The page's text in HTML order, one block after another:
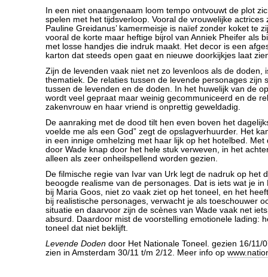
In een niet onaangenaam loom tempo ontvouwt de plot
spelen met het tijdsverloop. Vooral de vrouwelijke actrices
Pauline Greidanus’ kamermeisje is naïef zonder koket te
vooral de korte maar heftige bijrol van Anniek Pheifer als
met losse handjes die indruk maakt. Het decor is een
karton dat steeds open gaat en nieuwe doorkijkjes laat
Zijn de levenden vaak niet net zo levenloos als de doden,
thematiek. De relaties tussen de levende personages zijn
tussen de levenden en de doden. In het huwelijk van de
wordt veel gepraat maar weinig gecommuniceerd en de
zakenvrouw en haar vriend is onprettig geweldadig.
De aanraking met de dood tilt hen even boven het
voelde me als een God” zegt de opslagverhuurder. Het
in een innige omhelzing met haar lijk op het hotelbed. Met
door Wade knap door het hele stuk verweven, in het
alleen als zeer onheilspellend worden gezien.
De filmische regie van Ivar van Urk legt de nadruk op het
beoogde realisme van de personages. Dat is iets wat je in
bij Maria Goos, niet zo vaak ziet op het toneel, en het
bij realistische personages, verwacht je als toeschouwer
situatie en daarvoor zijn de scènes van Wade vaak net
absurd. Daardoor mist de voorstelling emotionele lading:
toneel dat niet beklijft.
Levende Doden door Het Nationale Toneel. gezien 16/11/
zien in Amsterdam 30/11 t/m 2/12. Meer info op